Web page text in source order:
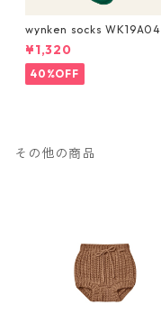
wynken socks WK19A04
¥1,320
40%OFF
その他の商品